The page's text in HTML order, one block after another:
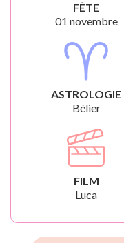
FÊTE
01 novembre
ASTROLOGIE
Bélier
FILM
Luca